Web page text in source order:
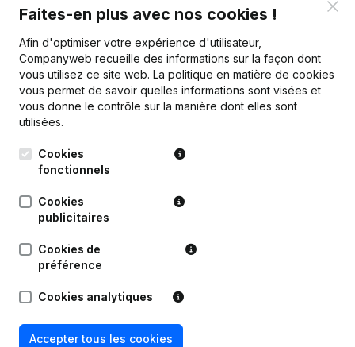
Consultancy
Date Publication
27-11-2023
Autres Modifications, …) -
25-03-2019
Déplacement Siège Social
Modification(s) Statuts
Faites-en plus avec nos cookies !
Afin d'optimiser votre expérience d'utilisateur,
Companyweb recueille des informations sur la façon dont
vous utilisez ce site web. La politique en matière de cookies
vous permet de savoir quelles informations sont visées et
vous donne le contrôle sur la manière dont elles sont
utilisées.
Cookies
fonctionnels
Cookies
publicitaires
Cookies de
préférence
Cookies analytiques
Accepter tous les cookies